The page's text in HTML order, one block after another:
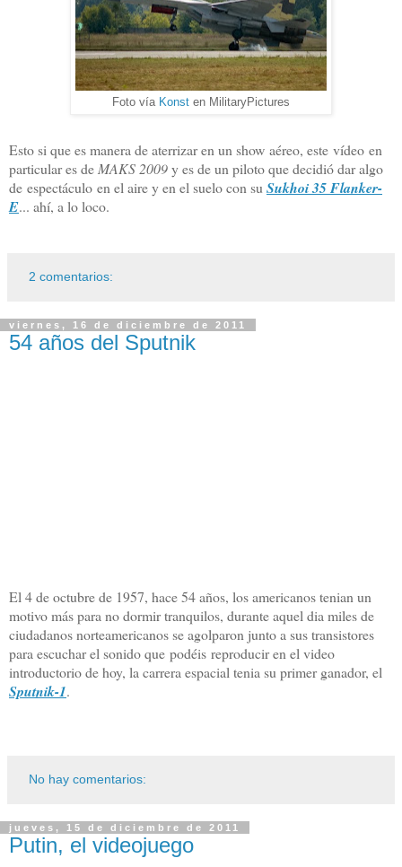
Foto vía Konst en MilitaryPictures
Esto si que es manera de aterrizar en un show aéreo, este vídeo en
particular es de MAKS 2009y es de un piloto que decidió dar algo
de espectáculo en el aire y en el suelo con su Sukhoi 35 Flanker-
E... ahí, a lo loco.
2 comentarios:
viernes, 16 de diciembre de 2011
54 años del Sputnik
El 4 de octubre de 1957, hace 54 años, los americanos tenian un
motivo más para no dormir tranquilos, durante aquel dia miles de
ciudadanos norteamericanos se agolparon junto a sus transistores
para escuchar el sonido que podéis reproducir en el video
introductorio de hoy, la carrera espacial tenia su primer ganador, el
Sputnik-1.
No hay comentarios:
jueves, 15 de diciembre de 2011
Putin, el videojuego